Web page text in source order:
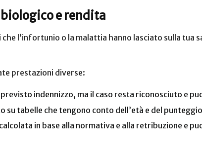
e rendita
l’infortunio o la malattia hanno lasciato sulla tua
prestazioni diverse:
indennizzo, ma il caso resta riconosciuto e
su tabelle che tengono conto dell’età e del
in base alla normativa e alla retribuzione e